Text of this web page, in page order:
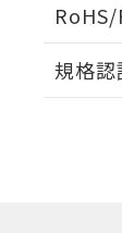
RoHS/
EU RoHS
規格